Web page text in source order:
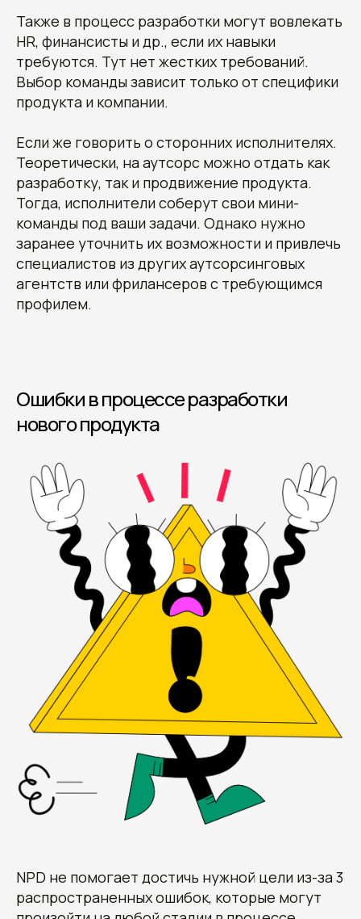
Также в процесс разработки могут вовлекать
HR, финансисты и др., если их навыки
требуются. Тут нет жестких требований.
Выбор команды зависит только от специфики
продукта и компании.
Если же говорить о сторонних исполнителях.
Теоретически, на аутсорс можно отдать как
разработку, так и продвижение продукта.
Тогда, исполнители соберут свои мини-
команды под ваши задачи. Однако нужно
заранее уточнить их возможности и привлечь
специалистов из других аутсорсинговых
агентств или фрилансеров с требующимся
профилем.
Ошибки в процессе разработки
нового продукта
NPD не помогает достичь нужной цели из-за 3
распространенных ошибок, которые могут
Получите наши
рекомендации, узнайте
стоимость и сроки
разработки вашего проекта
Овчинников Егор
Исполнительный
директор
+7 (996) 407-77-74 sales@7winds.mobi
ТелеграмМакс
Новороссийск, ул. Котанова, д.30
Москва, Духовской пер., д.17, стр.18